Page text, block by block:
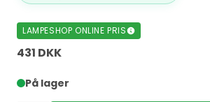
LAMPESHOP ONLINE PRIS
431 DKK
På lager